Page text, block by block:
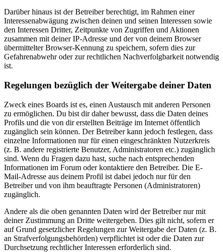
Darüber hinaus ist der Betreiber berechtigt, im Rahmen einer
Interessenabwägung zwischen deinen und seinen Interessen sowie
den Interessen Dritter, Zeitpunkte von Zugriffen und Aktionen
zusammen mit deiner IP-Adresse und der von deinem Browser
übermittelter Browser-Kennung zu speichern, sofern dies zur
Gefahrenabwehr oder zur rechtlichen Nachverfolgbarkeit notwendig
ist.
Regelungen bezüglich der Weitergabe deiner Daten
Zweck eines Boards ist es, einen Austausch mit anderen Personen
zu ermöglichen. Du bist dir daher bewusst, dass die Daten deines
Profils und die von dir erstellten Beiträge im Internet öffentlich
zugänglich sein können. Der Betreiber kann jedoch festlegen, dass
einzelne Informationen nur für einen eingeschränkten Nutzerkreis
(z. B. andere registrierte Benutzer, Administratoren etc.) zugänglich
sind. Wenn du Fragen dazu hast, suche nach entsprechenden
Informationen im Forum oder kontaktiere den Betreiber. Die E-
Mail-Adresse aus deinem Profil ist dabei jedoch nur für den
Betreiber und von ihm beauftragte Personen (Administratoren)
zugänglich.
Andere als die oben genannten Daten wird der Betreiber nur mit
deiner Zustimmung an Dritte weitergeben. Dies gilt nicht, sofern er
auf Grund gesetzlicher Regelungen zur Weitergabe der Daten (z. B.
an Strafverfolgungsbehörden) verpflichtet ist oder die Daten zur
Durchsetzung rechtlicher Interessen erforderlich sind.